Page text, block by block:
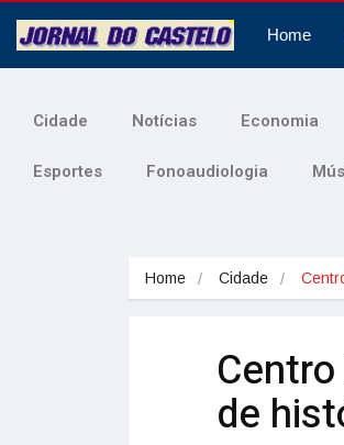
Home
Cidade Notícias Economia
Esportes Fonoaudiologia
Home Cidade
de